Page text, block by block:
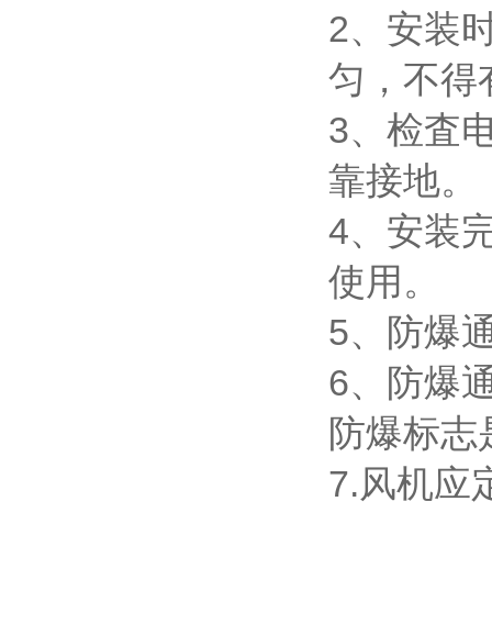
2、安装
匀，不得
3、检査
靠接地。
4、安装
使用。
5、防爆
6、防爆
防爆标志
7.风机应